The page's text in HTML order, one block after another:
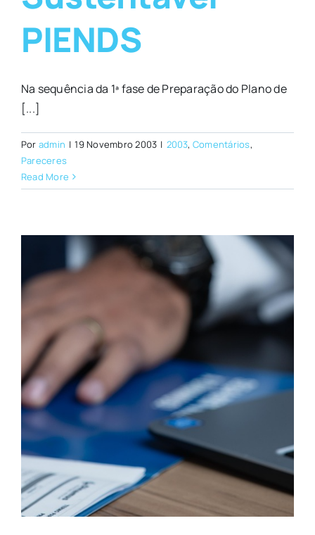
PIENDS
Na sequência da 1ª fase de Preparação do Plano de
[...]
Por admin | 19 Novembro 2003 | 2003, Comentários,
Pareceres
Read More